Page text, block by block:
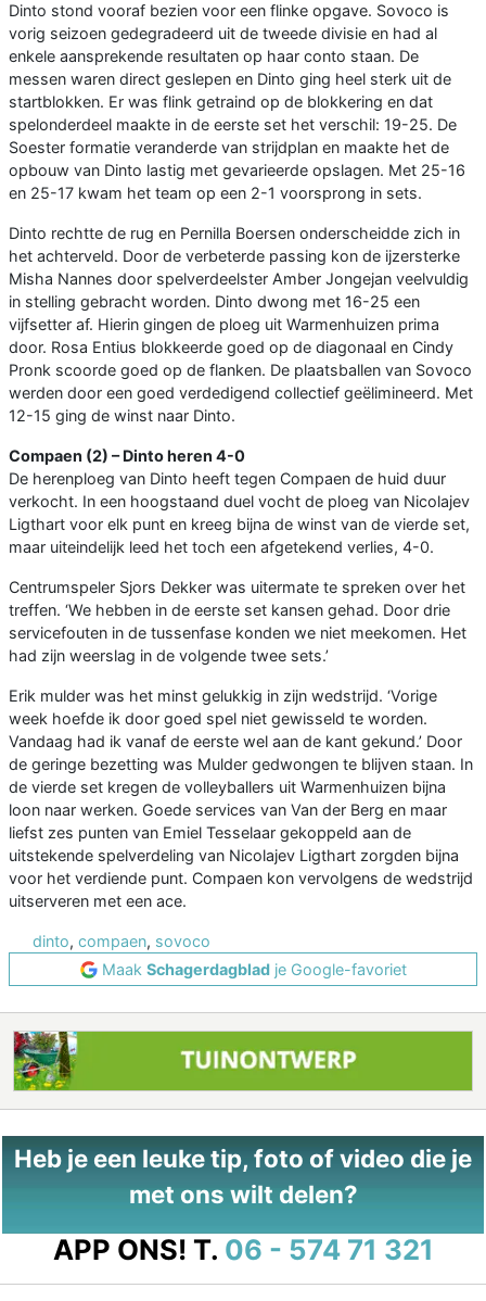
Dinto stond vooraf bezien voor een flinke opgave. Sovoco is
vorig seizoen gedegradeerd uit de tweede divisie en had al
enkele aansprekende resultaten op haar conto staan. De
messen waren direct geslepen en Dinto ging heel sterk uit de
startblokken. Er was flink getraind op de blokkering en dat
spelonderdeel maakte in de eerste set het verschil: 19-25. De
Soester formatie veranderde van strijdplan en maakte het de
opbouw van Dinto lastig met gevarieerde opslagen. Met 25-16
en 25-17 kwam het team op een 2-1 voorsprong in sets.
Dinto rechtte de rug en Pernilla Boersen onderscheidde zich in
het achterveld. Door de verbeterde passing kon de ijzersterke
Misha Nannes door spelverdeelster Amber Jongejan veelvuldig
in stelling gebracht worden. Dinto dwong met 16-25 een
vijfsetter af. Hierin gingen de ploeg uit Warmenhuizen prima
door. Rosa Entius blokkeerde goed op de diagonaal en Cindy
Pronk scoorde goed op de flanken. De plaatsballen van Sovoco
werden door een goed verdedigend collectief geëlimineerd. Met
12-15 ging de winst naar Dinto.
Compaen (2) – Dinto heren 4-0
De herenploeg van Dinto heeft tegen Compaen de huid duur
verkocht. In een hoogstaand duel vocht de ploeg van Nicolajev
Ligthart voor elk punt en kreeg bijna de winst van de vierde set,
maar uiteindelijk leed het toch een afgetekend verlies, 4-0.
Centrumspeler Sjors Dekker was uitermate te spreken over het
treffen. ‘We hebben in de eerste set kansen gehad. Door drie
servicefouten in de tussenfase konden we niet meekomen. Het
had zijn weerslag in de volgende twee sets.’
Erik mulder was het minst gelukkig in zijn wedstrijd. ‘Vorige
week hoefde ik door goed spel niet gewisseld te worden.
Vandaag had ik vanaf de eerste wel aan de kant gekund.’ Door
de geringe bezetting was Mulder gedwongen te blijven staan. In
de vierde set kregen de volleyballers uit Warmenhuizen bijna
loon naar werken. Goede services van Van der Berg en maar
liefst zes punten van Emiel Tesselaar gekoppeld aan de
uitstekende spelverdeling van Nicolajev Ligthart zorgden bijna
voor het verdiende punt. Compaen kon vervolgens de wedstrijd
uitserveren met een ace.
dinto, compaen, sovoco
Maak Schagerdagbladje Google-favoriet
Heb je een leuke tip, foto of video die je
met ons wilt delen?
APP ONS! T. 06 - 574 71 321